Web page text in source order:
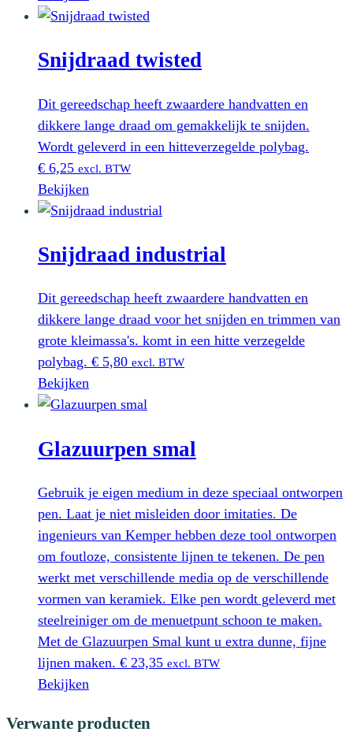
Snijdraad twisted
Dit gereedschap heeft zwaardere handvatten en
dikkere lange draad om gemakkelijk te snijden.
Wordt geleverd in een hitteverzegelde polybag.
€ 6,25 excl. BTW
Bekijken
Snijdraad industrial
Dit gereedschap heeft zwaardere handvatten en
dikkere lange draad voor het snijden en trimmen van
grote kleimassa's. komt in een hitte verzegelde
polybag. € 5,80 excl. BTW
Bekijken
Glazuurpen smal
Gebruik je eigen medium in deze speciaal ontworpen
pen. Laat je niet misleiden door imitaties. De
ingenieurs van Kemper hebben deze tool ontworpen
om foutloze, consistente lijnen te tekenen. De pen
werkt met verschillende media op de verschillende
vormen van keramiek. Elke pen wordt geleverd met
steelreiniger om de menuetpunt schoon te maken.
Met de Glazuurpen Smal kunt u extra dunne, fijne
lijnen maken. € 23,35 excl. BTW
Bekijken
Verwante producten